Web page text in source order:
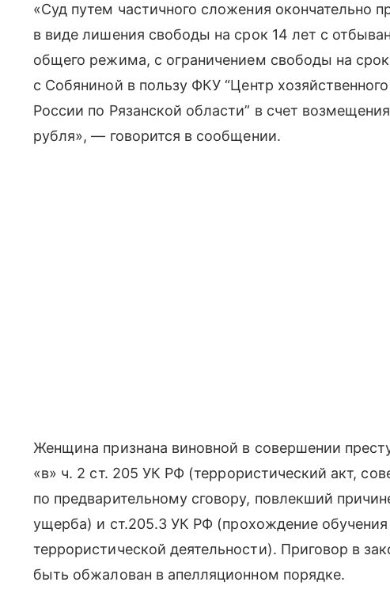
«Суд путем частичного сложения окончательно
в виде лишения свободы на срок 14 лет с
общего режима, с ограничением свободы на
с Собяниной в пользу ФКУ “Центр
России по Рязанской области” в счет
рубля», — говорится в сообщении.
Женщина признана виновной в совершении
«в» ч. 2 ст. 205 УК РФ (террористический акт,
по предварительному сговору, повлекший
ущерба) и ст.205.3 УК РФ (прохождение
террористической деятельности). Приговор в
быть обжалован в апелляционном порядке.